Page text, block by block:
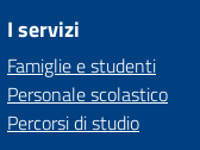
I servizi
Famiglie e studenti
Personale scolastico
Percorsi di studio